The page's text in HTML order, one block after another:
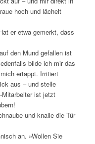
hoch und lächelt
er etwa gemerkt, dass
den Mund gefallen ist
bilde ich mir das
ertappt. Irritiert
aus – und stelle
Mitarbeiter ist jetzt
und knalle die Tür
an. »Wollen Sie